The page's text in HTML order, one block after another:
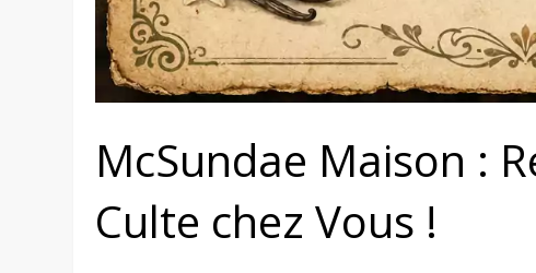
McSundae Maison :
Culte chez Vous !